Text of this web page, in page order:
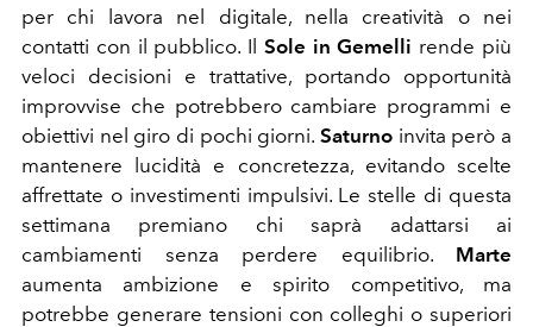
per chi lavora nel digitale, nella creatività o nei
contatti con il pubblico. Il Sole in Gemelli rende più
veloci decisioni e trattative, portando opportunità
improvvise che potrebbero cambiare programmi e
obiettivi nel giro di pochi giorni. Saturno invita però a
mantenere lucidità e concretezza, evitando scelte
affrettate o investimenti impulsivi. Le stelle di questa
settimana premiano chi saprà adattarsi ai
cambiamenti senza perdere equilibrio. Marte
aumenta ambizione e spirito competitivo, ma
potrebbe generare tensioni con colleghi o superiori